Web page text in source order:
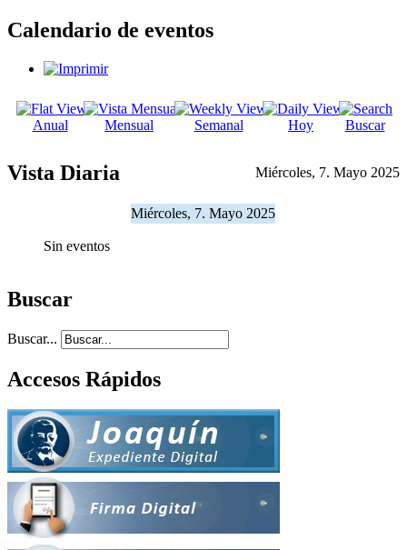
Calendario de eventos
Anual Mensual Semanal Hoy Buscar
Vista Diaria Miércoles, 7. Mayo 2025
Miércoles, 7. Mayo 2025
Sin eventos
Buscar
Buscar...
Accesos Rápidos